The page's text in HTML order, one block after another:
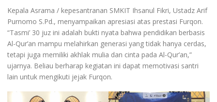
Kepala Asrama / kepesantranan SMKIT Ihsanul Fikri, Ustadz Arif
Purnomo S.Pd., menyampaikan apresiasi atas prestasi Furqon.
“Tasmi’ 30 juz ini adalah bukti nyata bahwa pendidikan berbasis
Al-Qur’an mampu melahirkan generasi yang tidak hanya cerdas,
tetapi juga memiliki akhlak mulia dan cinta pada Al-Qur’an,”
ujarnya. Beliau berharap kegiatan ini dapat memotivasi santri
lain untuk mengikuti jejak Furqon.